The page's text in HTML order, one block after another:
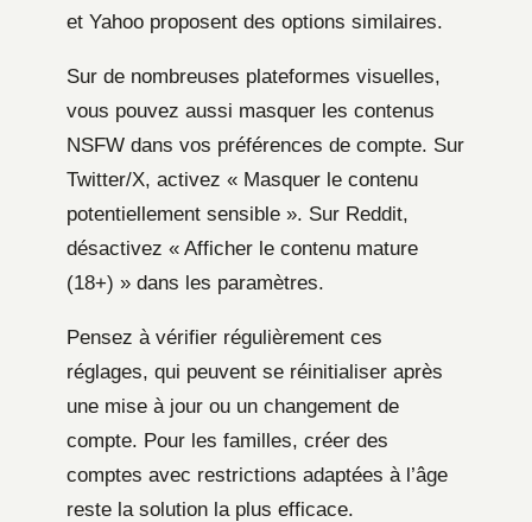
et Yahoo proposent des options similaires.
Sur de nombreuses plateformes visuelles,
vous pouvez aussi masquer les contenus
NSFW dans vos préférences de compte. Sur
Twitter/X, activez « Masquer le contenu
potentiellement sensible ». Sur Reddit,
désactivez « Afficher le contenu mature
(18+) » dans les paramètres.
Pensez à vérifier régulièrement ces
réglages, qui peuvent se réinitialiser après
une mise à jour ou un changement de
compte. Pour les familles, créer des
comptes avec restrictions adaptées à l’âge
reste la solution la plus efficace.